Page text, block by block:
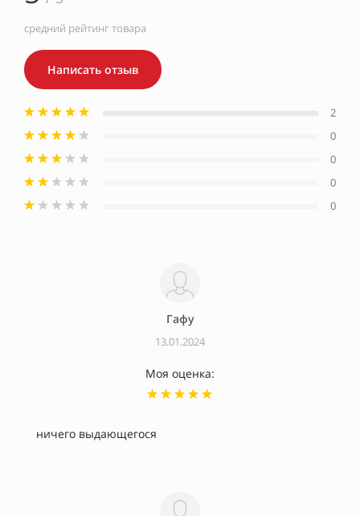
средний рейтинг товара
Написать отзыв
2
0
0
0
0
Гафу
13.01.2024
Моя оценка:
ничего выдающегося